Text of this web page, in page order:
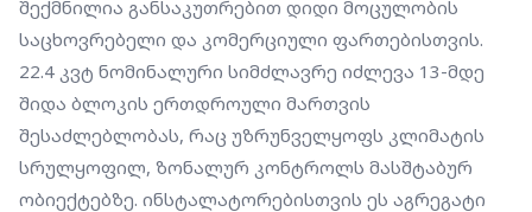
დაბალი დონე კი საბოლოო მომხმარებელს
სთავაზობს პრემიუმ კლასის კომფორტს ნებისმიერ
გარემოში.
შექმნილია განსაკუთრებით დიდი მოცულობის
საცხოვრებელი და კომერციული ფართებისთვის.
22.4 კვტ ნომინალური სიმძლავრე იძლევა 13-მდე
შიდა ბლოკის ერთდროული მართვის
შესაძლებლობას, რაც უზრუნველყოფს კლიმატის
სრულყოფილ, ზონალურ კონტროლს მასშტაბურ
ობიექტებზე. ინსტალატორებისთვის ეს აგრეგატი